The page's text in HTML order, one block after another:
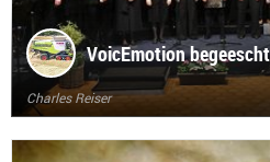
VoicEmotion
Charles Reiser